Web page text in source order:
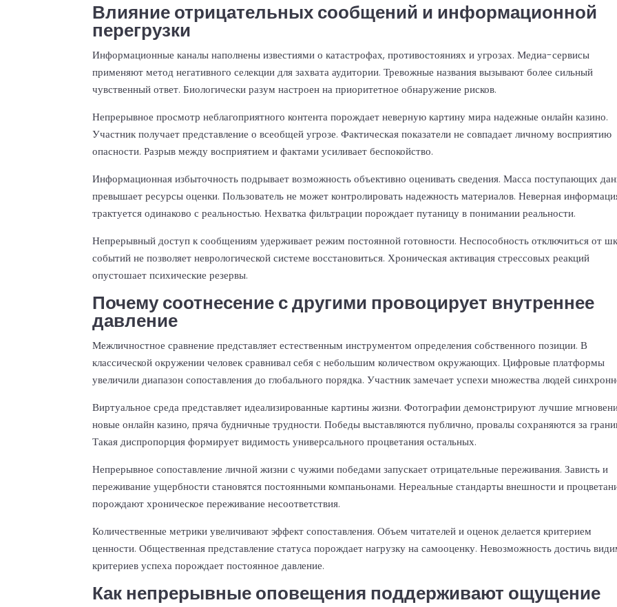
Влияние отрицательных сообщений и информационной
перегрузки
Информационные каналы наполнены известиями о катастрофах, противостояниях и угрозах. Медиа-сервисы
применяют метод негативного селекции для захвата аудитории. Тревожные названия вызывают более сильный
чувственный ответ. Биологически разум настроен на приоритетное обнаружение рисков.
Непрерывное просмотр неблагоприятного контента порождает неверную картину мира надежные онлайн казино.
Участник получает представление о всеобщей угрозе. Фактическая показатели не совпадает личному восприятию
опасности. Разрыв между восприятием и фактами усиливает беспокойство.
Информационная избыточность подрывает возможность объективно оценивать сведения. Масса поступающих
превышает ресурсы оценки. Пользователь не может контролировать надежность материалов. Неверная
трактуется одинаково с реальностью. Нехватка фильтрации порождает путаницу в понимании реальности.
Непрерывный доступ к сообщениям удерживает режим постоянной готовности. Неспособность отключиться от
событий не позволяет неврологической системе восстановиться. Хроническая активация стрессовых реакций
опустошает психические резервы.
Почему соотнесение с другими провоцирует внутреннее
давление
Межличностное сравнение представляет естественным инструментом определения собственного позиции. В
классической окружении человек сравнивал себя с небольшим количеством окружающих. Цифровые платформы
увеличили диапазон сопоставления до глобального порядка. Участник замечает успехи множества людей
Виртуальное среда представляет идеализированные картины жизни. Фотографии демонстрируют лучшие
новые онлайн казино, пряча будничные трудности. Победы выставляются публично, провалы сохраняются за
Такая диспропорция формирует видимость универсального процветания остальных.
Непрерывное сопоставление личной жизни с чужими победами запускает отрицательные переживания. Зависть и
переживание ущербности становятся постоянными компаньонами. Нереальные стандарты внешности и
порождают хроническое переживание несоответствия.
Количественные метрики увеличивают эффект сопоставления. Объем читателей и оценок делается критерием
ценности. Общественная представление статуса порождает нагрузку на самооценку. Невозможность достичь
критериев успеха порождает постоянное давление.
Как непрерывные оповещения поддерживают ощущение